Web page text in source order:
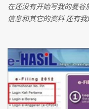
在还没有开始写我的曼谷
信息和其它的资料 还有
十六个人 。 这次是七个
最困难的一次 。 为什么